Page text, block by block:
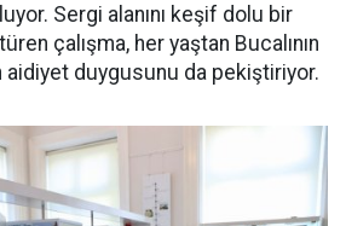
Sergi alanını keşif dolu bir
çalışma, her yaştan Bucalının
aidiyet duygusunu da pekiştiriyor.